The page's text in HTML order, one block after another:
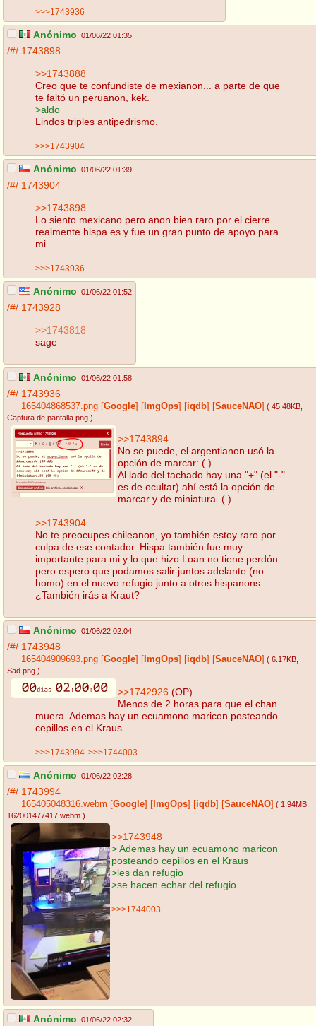
>>>1743936
Anónimo 01/06/22 01:35
/#/ 1743898
>>1743888
Creo que te confundiste de mexianon... a parte de que
te faltó un peruanon, kek.
>aldo
Lindos triples antipedrismo.
>>>1743904
Anónimo 01/06/22 01:39
/#/ 1743904
>>1743898
Lo siento mexicano pero anon bien raro por el cierre
realmente hispa es y fue un gran punto de apoyo para
mi
>>>1743936
Anónimo 01/06/22 01:52
/#/ 1743928
>>1743818
sage
Anónimo 01/06/22 01:58
/#/ 1743936
165404868537.png Google ImgOps iqdb SauceNAO ( 45.48KB
Captura de pantalla.png )
>>1743894
No se puede, el argentianon usó la
opción de marcar: ( )
Al lado del tachado hay una "+" (el "-"
es de ocultar) ahí está la opción de
marcar y de miniatura. ( )
>>1743904
No te preocupes chileanon, yo también estoy raro por
culpa de ese contador. Hispa también fue muy
importante para mi y lo que hizo Loan no tiene perdón
pero espero que podamos salir juntos adelante (no
homo) en el nuevo refugio junto a otros hispanons.
¿También irás a Kraut?
Anónimo 01/06/22 02:04
/#/ 1743948
165404909693.png Google ImgOps iqdb SauceNAO ( 6.17KB
Sad.png )
>>1742926 (OP)
Menos de 2 horas para que el chan
muera. Ademas hay un ecuamono maricon posteando
cepillos en el Kraus
>>>1743994 >>>1744003
Anónimo 01/06/22 02:28
/#/ 1743994
165405048316.webm Google ImgOps iqdb SauceNAO ( 1.94MB
162001477417.webm )
>>1743948
> Ademas hay un ecuamono maricon
posteando cepillos en el Kraus
>les dan refugio
>se hacen echar del refugio
>>>1744003
Anónimo 01/06/22 02:32